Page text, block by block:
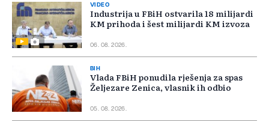
VIDEO
Industrija u FBiH ostvarila 18 milijardi
KM prihoda i šest milijardi KM izvoza
06. 08. 2026.
BIH
Vlada FBiH ponudila rješenja za spas
Željezare Zenica, vlasnik ih odbio
05. 08. 2026.